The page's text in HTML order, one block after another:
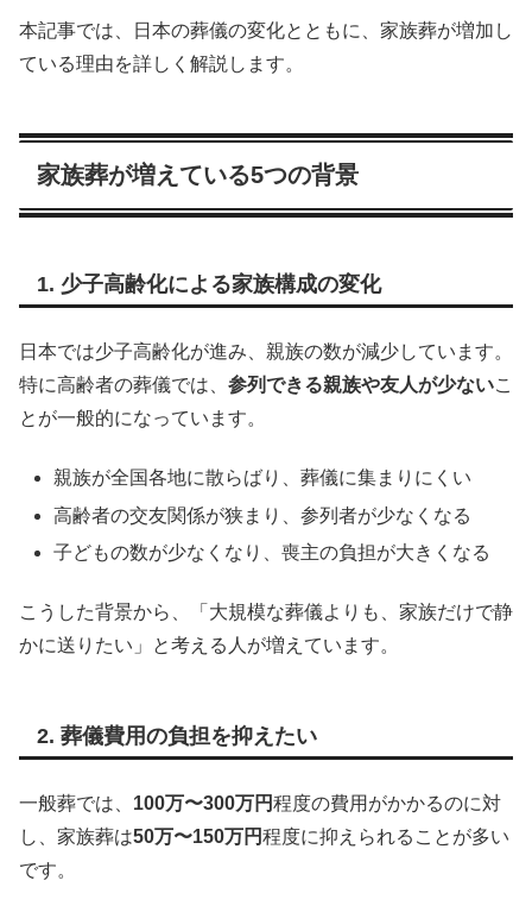
本記事では、日本の葬儀の変化とともに、家族葬が増加し
ている理由を詳しく解説します。
家族葬が増えている5つの背景
1. 少子高齢化による家族構成の変化
日本では少子高齢化が進み、親族の数が減少しています。
特に高齢者の葬儀では、 参列できる親族や友人が少ないこ
とが一般的になっています。
親族が全国各地に散らばり、葬儀に集まりにくい
高齢者の交友関係が狭まり、参列者が少なくなる
子どもの数が少なくなり、喪主の負担が大きくなる
こうした背景から、「大規模な葬儀よりも、家族だけで静
かに送りたい」と考える人が増えています。
2. 葬儀費用の負担を抑えたい
一般葬では、 100万〜300万円程度の費用がかかるのに対
し、家族葬は50万〜150万円程度に抑えられることが多い
です。